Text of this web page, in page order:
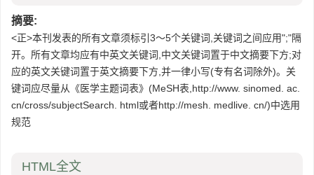
摘要:
<正>本刊发表的所有文章须标引3～5个关键词,关键词之间应用";"隔
开。所有文章均应有中英文关键词,中文关键词置于中文摘要下方;对
应的英文关键词置于英文摘要下方,并一律小写(专有名词除外)。关
键词应尽量从《医学主题词表》(MeSH表,http://www. sinomed. ac.
cn/cross/subjectSearch. html或者http://mesh. medlive. cn/)中选用
规范
HTML全文